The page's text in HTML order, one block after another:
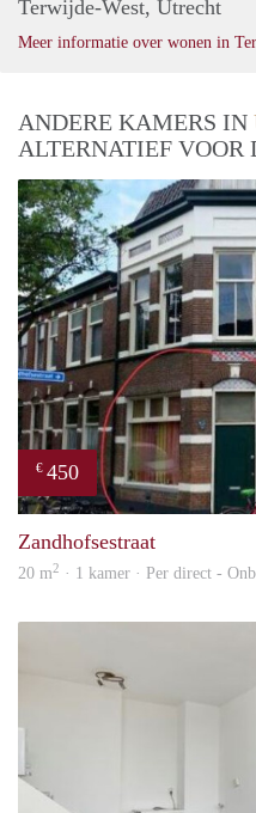
Terwijde-West, Utrecht
Meer informatie over wonen in
ANDERE KAMERS IN
ALTERNATIEF VOOR
€ 450
Zandhofsestraat
20 m2 · 1 kamer · Per direct -